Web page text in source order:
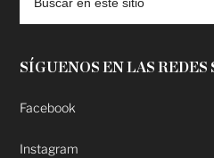
SÍGUENOS EN LAS REDES
Facebook
Instagram